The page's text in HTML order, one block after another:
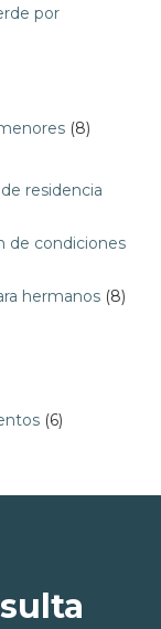
por
(8)
residencia
de condiciones
hermanos (8)
(6)